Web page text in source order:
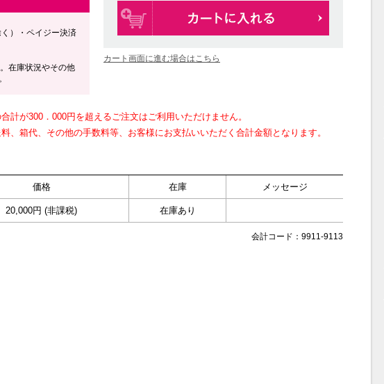
）・ペイジー決済
在庫状況やその他
カート画面に進む場合はこちら
が300．000円を超えるご注文はご利用いただけません。
箱代、その他の手数料等、お客様にお支払いいただく合計金額となります。
価格 在庫 メッセージ
20,000円 (非課税) 在庫あり
会計コード：9911-9113